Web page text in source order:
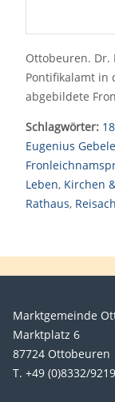
Ottobeuren. Dr.
Pontifikalamt in
abgebildete
Schlagwörter:
Eugenius Gebele
Leben, Kirchen
Rathaus,
Marktgemeinde
Marktplatz 6
87724 Ottobeuren
T. +49 (0)8332/